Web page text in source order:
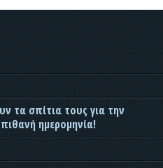
τα σπίτια τους για την
ημερομηνία!